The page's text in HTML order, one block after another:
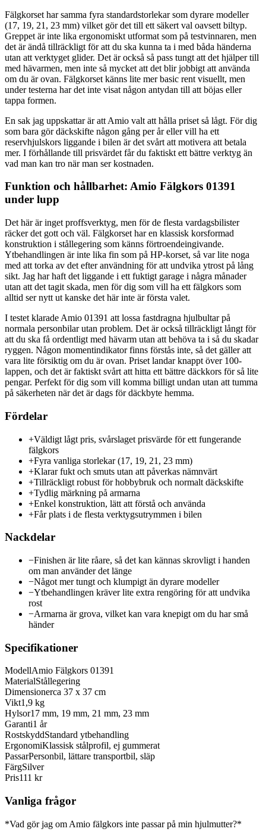
Fälgkorset har samma fyra standardstorlekar som dyrare modeller
(17, 19, 21, 23 mm) vilket gör det till ett säkert val oavsett biltyp.
Greppet är inte lika ergonomiskt utformat som på testvinnaren, men
det är ändå tillräckligt för att du ska kunna ta i med båda händerna
utan att verktyget glider. Det är också så pass tungt att det hjälper till
med hävarmen, men inte så mycket att det blir jobbigt att använda
om du är ovan. Fälgkorset känns lite mer basic rent visuellt, men
under testerna har det inte visat någon antydan till att böjas eller
tappa formen.
En sak jag uppskattar är att Amio valt att hålla priset så lågt. För dig
som bara gör däckskifte någon gång per år eller vill ha ett
reservhjulskors liggande i bilen är det svårt att motivera att betala
mer. I förhållande till prisvärdet får du faktiskt ett bättre verktyg än
vad man kan tro när man ser kostnaden.
Funktion och hållbarhet: Amio Fälgkors 01391
under lupp
Det här är inget proffsverktyg, men för de flesta vardagsbilister
räcker det gott och väl. Fälgkorset har en klassisk korsformad
konstruktion i stållegering som känns förtroendeingivande.
Ytbehandlingen är inte lika fin som på HP-korset, så var lite noga
med att torka av det efter användning för att undvika ytrost på lång
sikt. Jag har haft det liggande i ett fuktigt garage i några månader
utan att det tagit skada, men för dig som vill ha ett fälgkors som
alltid ser nytt ut kanske det här inte är första valet.
I testet klarade Amio 01391 att lossa fastdragna hjulbultar på
normala personbilar utan problem. Det är också tillräckligt långt för
att du ska få ordentligt med hävarm utan att behöva ta i så du skadar
ryggen. Någon momentindikator finns förstås inte, så det gäller att
vara lite försiktig om du är ovan. Priset landar knappt över 100-
lappen, och det är faktiskt svårt att hitta ett bättre däckkors för så lite
pengar. Perfekt för dig som vill komma billigt undan utan att tumma
på säkerheten när det är dags för däckbyte hemma.
Fördelar
+Väldigt lågt pris, svårslaget prisvärde för ett fungerande
fälgkors
+Fyra vanliga storlekar (17, 19, 21, 23 mm)
+Klarar fukt och smuts utan att påverkas nämnvärt
+Tillräckligt robust för hobbybruk och normalt däckskifte
+Tydlig märkning på armarna
+Enkel konstruktion, lätt att förstå och använda
+Får plats i de flesta verktygsutrymmen i bilen
Nackdelar
−Finishen är lite råare, så det kan kännas skrovligt i handen
om man använder det länge
−Något mer tungt och klumpigt än dyrare modeller
−Ytbehandlingen kräver lite extra rengöring för att undvika
rost
−Armarna är grova, vilket kan vara knepigt om du har små
händer
Specifikationer
ModellAmio Fälgkors 01391
MaterialStållegering
Dimensionerca 37 x 37 cm
Vikt1,9 kg
Hylsor17 mm, 19 mm, 21 mm, 23 mm
Garanti1 år
RostskyddStandard ytbehandling
ErgonomiKlassisk stålprofil, ej gummerat
PassarPersonbil, lättare transportbil, släp
FärgSilver
Pris111 kr
Vanliga frågor
*Vad gör jag om Amio fälgkors inte passar på min hjulmutter?*